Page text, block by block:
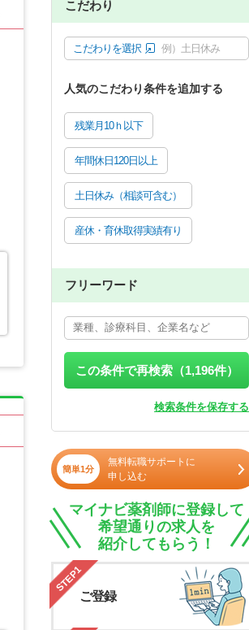
こだわり
こだわりを選択 例）土日休み
人気のこだわり条件を追加する
残業月10ｈ以下
年間休日120日以上
土日休み（相談可含む）
産休・育休取得実績有り
フリーワード
この条件で再検索（1,196件）
検索条件を保存する
簡単1分
無料転職サポートに
申し込む
マイナビ薬剤師に登録して
希望通りの求人を
紹介してもらう！
STEP1
ご登録